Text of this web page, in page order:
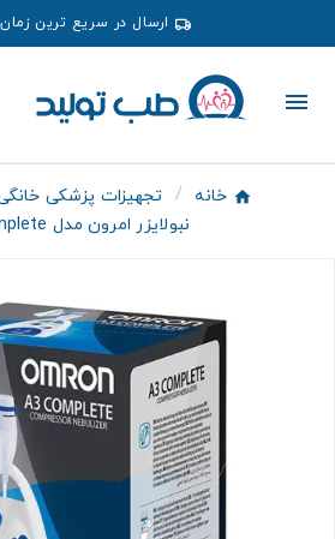
ارسال در سریع ترین
خانه تجهیزات پزشکی
نبولایزر امرون مدل A3 Complete